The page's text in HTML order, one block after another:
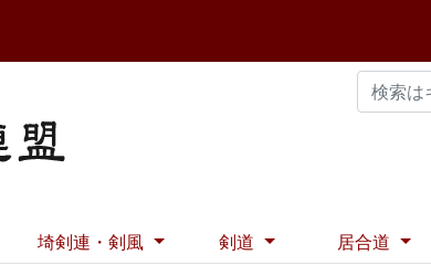
埼剣連・剣風 剣道 居合道